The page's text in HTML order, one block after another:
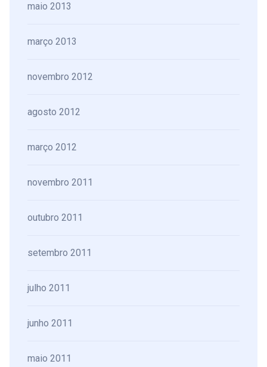
maio 2013
março 2013
novembro 2012
agosto 2012
março 2012
novembro 2011
outubro 2011
setembro 2011
julho 2011
junho 2011
maio 2011